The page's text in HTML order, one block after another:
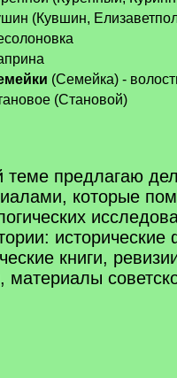
(Кувшин,
(Семейка) -
(Становой)
теме предлагаю
которые
исторические
книги,
материалы